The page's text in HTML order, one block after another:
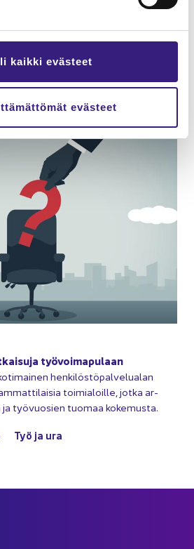
kaikki evästeet
evästeet
vaa­tii vai­van­nä­köä. Kolme ti­li­toi­
ker­too miet­tei­tään uuden
työ­voi­ma­pu­laan
hen­ki­lös­tö­pal­ve­lua­lan
toi­mia­loil­le, jotka ar­
työ­vuo­sien tuo­maa ko­ke­mus­ta.
Työ ja ura